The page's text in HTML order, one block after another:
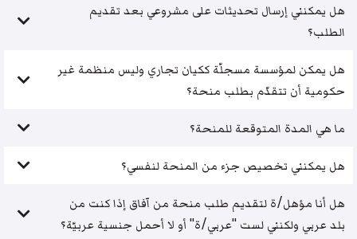
هل يمكنني إرسال تحديثات على مشروعي بعد تقديم
الطلب؟
هل يمكن لمؤسسة مسجلّة ككيان تجاري وليس منظمة غير
حكومية أن تتقدّم بطلب منحة؟
ما هي المدة المتوقعة للمنحة؟
هل يمكنني تخصيص جزء من المنحة لنفسي؟
هل أنا مؤهل/ة لتقديم طلب منحة من آفاق إذا كنت من
بلد عربي ولكنني لست "عربي/ة" أو لا أحمل جنسية عربيّة؟